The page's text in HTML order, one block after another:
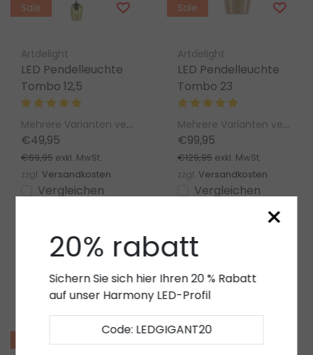
Sale
Artdelight
LED Pendelleuchte
Tombo 12,5
Mehrere Varianten verfügbar
€49,95
€69,95 exkl. MwSt.
zzgl. Versandkosten
Vergleichen
Sale
Artdelight
LED Pendelleuchte
Tombo 23
Mehrere Varianten verfügbar
€99,95
€129,95 exkl. MwSt.
zzgl. Versandkosten
Vergleichen
×
20% rabatt
Sichern Sie sich hier Ihren 20 % Rabatt
auf unser Harmony LED-Profil
Code: LEDGIGANT20